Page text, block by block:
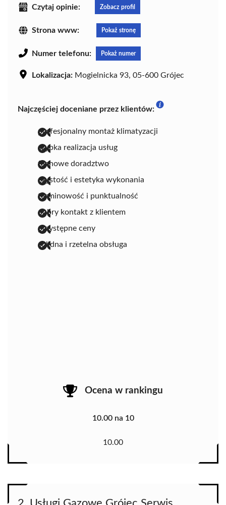
Czytaj opinie: Zobacz profil
Strona www: Pokaż stronę
Numer telefonu: Pokaż numer
Lokalizacja: Mogielnicka 93, 05-600 Grójec
Najczęściej doceniane przez klientów:
profesjonalny montaż klimatyzacji
szybka realizacja usług
fachowe doradztwo
czystość i estetyka wykonania
terminowość i punktualność
dobry kontakt z klientem
przystępne ceny
solidna i rzetelna obsługa
Ocena w rankingu
10.00 na 10
10.00